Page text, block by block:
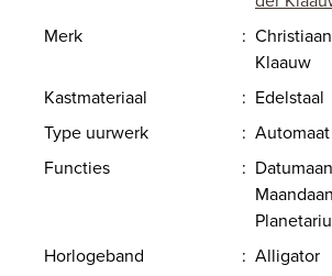
Merk
:
Klaauw
Kastmateriaal
: Edelstaal
Type uurwerk
: Automaat
Functies
:
Horlogeband
: Alligator